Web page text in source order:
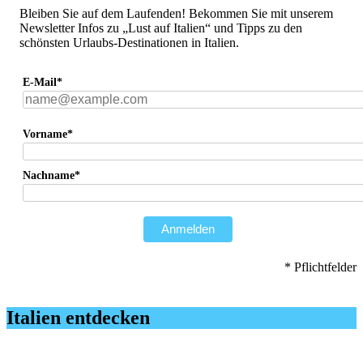
Bleiben Sie auf dem Laufenden! Bekommen Sie mit unserem
Newsletter Infos zu „Lust auf Italien“ und Tipps zu den
schönsten Urlaubs-Destinationen in Italien.
E-Mail*
Vorname*
Nachname*
Anmelden
* Pflichtfelder
Italien entdecken